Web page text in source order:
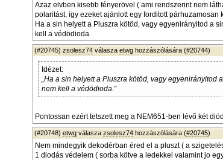
Azaz elvben kisebb fényerövel ( ami rendszerint nem
polaritást, igy ezeket ajánlott egy forditott
Ha a sin helyett a Pluszra kötöd, vagy egyenirányitod a
kell a védödioda.
(#20745) zsolesz74 válasza etwg hozzászólására (#20744)
Idézet:
„Ha a sin helyett a Pluszra kötöd, vagy egyenirányitod
nem kell a védödioda.”
Pontossan ezért tetszett meg a NEM651-ben lévő két
(#20748) etwg válasza zsolesz74 hozzászólására (#20745)
Nem mindegyik dekodérban éred el a pluszt ( a
1 diodás védelem ( sorba kötve a ledekkel valamint jo